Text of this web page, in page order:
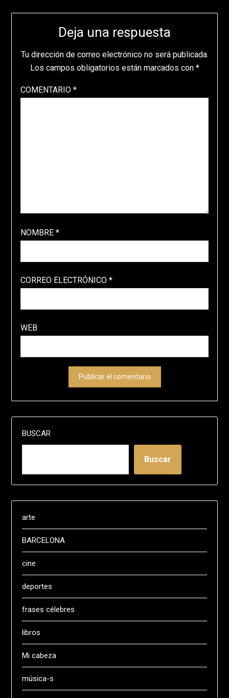
Deja una respuesta
Tu dirección de correo electrónico no será publicada.
Los campos obligatorios están marcados con *
COMENTARIO *
NOMBRE *
CORREO ELECTRÓNICO *
WEB
BUSCAR
Buscar
arte
BARCELONA
cine
deportes
frases célebres
libros
Mi cabeza
música-s